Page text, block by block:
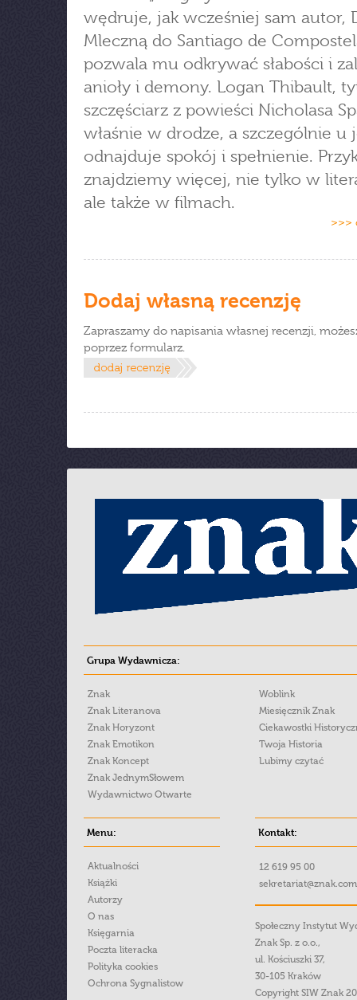
wędruje, jak wcześniej sam autor,
Mleczną do Santiago de
pozwala mu odkrywać słabości i
anioły i demony. Logan Thibault,
szczęściarz z powieści Nicholasa
właśnie w drodze, a szczególnie u
odnajduje spokój i spełnienie.
znajdziemy więcej, nie tylko w
ale także w filmach.
>>>
Dodaj własną recenzję
Zapraszamy do napisania własnej recenzji,
poprzez formularz.
Grupa Wydawnicza:
Znak
Znak Literanova
Znak Horyzont
Znak Emotikon
Znak Koncept
Znak JednymSłowem
Wydawnictwo Otwarte
Woblink
Miesięcznik Znak
Ciekawostki
Twoja Historia
Lubimy czytać
Menu:
Aktualności
Książki
Autorzy
O nas
Księgarnia
Poczta literacka
Polityka cookies
Ochrona Sygnalistow
Kontakt:
12 619 95 00
Społeczny Instytut
Znak Sp. z o.o.,
ul. Kościuszki 37,
30-105 Kraków
Copyright SIW Znak